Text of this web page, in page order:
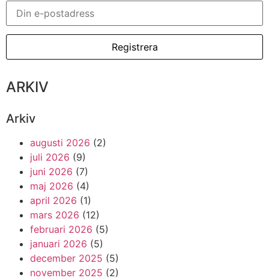
ARKIV
Arkiv
augusti 2026 (2)
juli 2026 (9)
juni 2026 (7)
maj 2026 (4)
april 2026 (1)
mars 2026 (12)
februari 2026 (5)
januari 2026 (5)
december 2025 (5)
november 2025 (2)